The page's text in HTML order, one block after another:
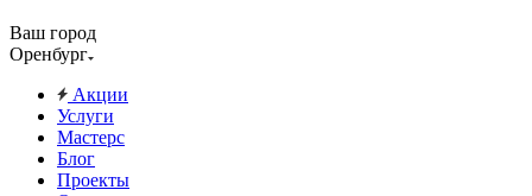
Ваш город
Оренбург
Акции
Услуги
Мастерс
Блог
Проекты